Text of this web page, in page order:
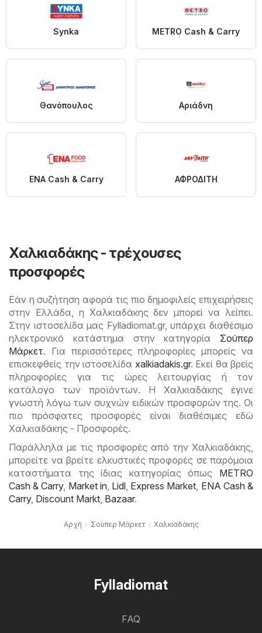
Synka METRO Cash & Carry
Θανόπουλος Αριάδνη
ENA Cash & Carry ΑΦΡΟΔΙΤΗ
Χαλκιαδάκης - τρέχουσες
προσφορές
Εάν η συζήτηση αφορά τις πιο δημοφιλείς επιχειρήσεις
στην Ελλάδα, η Χαλκιαδάκης δεν μπορεί να λείπει.
Στην ιστοσελίδα μας Fylladiomat.gr, υπάρχει διαθέσιμο
ηλεκτρονικό κατάστημα στην κατηγορία Σούπερ
Μάρκετ. Για περισσότερες πληροφορίες μπορείς να
επισκεφθείς την ιστοσελίδα xalkiadakis.gr. Εκεί θα βρείς
πληροφορίες για τις ώρες λειτουργίας ή τον
κατάλογο των προϊόντων. Η Χαλκιαδάκης έγινε
γνωστή λόγω των συχνών ειδικών προσφορών της. Οι
πιο πρόσφατες προσφορές είναι διαθέσιμες εδώ
Χαλκιαδάκης - Προσφορές.
Παράλληλα με τις προσφορές από την Χαλκιαδάκης,
μπορείτε να βρείτε ελκυστικές προφορές σε παρόμοια
καταστήματα της ίδιας κατηγορίας όπως METRO
Cash & Carry, Market in, Lidl, Express Market, ENA Cash &
Carry, Discount Markt, Bazaar.
Αρχή Σούπερ Μάρκετ Χαλκιαδάκης
Fylladiomat
FAQ